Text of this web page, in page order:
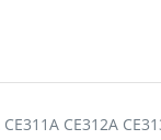
CE312A